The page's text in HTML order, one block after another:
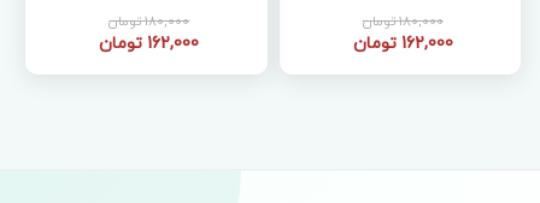
180,000 تومان
162,000 تومان
کودکان)180,000 تومان
162,000 تومان